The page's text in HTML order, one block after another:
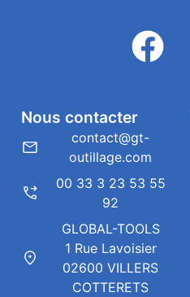
Nous contacter
contact@gt-
outillage.com
00 33 3 23 53 55
92
GLOBAL-TOOLS
1 Rue Lavoisier
02600 VILLERS
COTTERETS